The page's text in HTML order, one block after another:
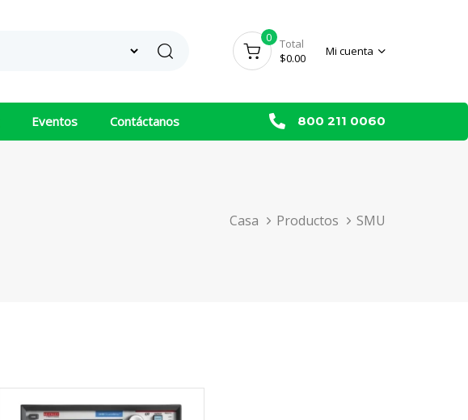
Search
$0.00
Total
0
Mi cuenta
Eventos Contáctanos 800 211 0060
Casa Productos SMU